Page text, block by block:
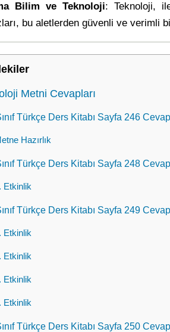
Bilim ve Teknoloji: Teknoloji,
bu aletlerden güvenli ve verimli
Metni Cevapları
Türkçe Ders Kitabı Sayfa 246
Hazırlık
Türkçe Ders Kitabı Sayfa 248
Etkinlik
Türkçe Ders Kitabı Sayfa 249
Etkinlik
Etkinlik
Etkinlik
Etkinlik
Türkçe Ders Kitabı Sayfa 250